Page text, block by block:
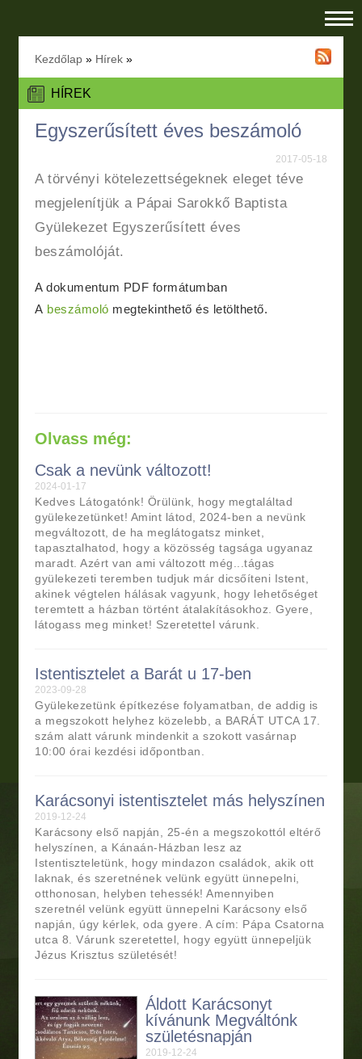
Kezdőlap » Hírek »
HÍREK
Egyszerűsített éves beszámoló
2017-05-18
A törvényi kötelezettségeknek eleget téve
megjelenítjük a Pápai Sarokkő Baptista
Gyülekezet Egyszerűsített éves
beszámolóját.
A dokumentum PDF formátumban
A beszámoló megtekinthető és letölthető.
Olvass még:
Csak a nevünk változott!
2024-01-17
Kedves Látogatónk! Örülünk, hogy megtaláltad
gyülekezetünket! Amint látod, 2024-ben a nevünk
megváltozott, de ha meglátogatsz minket,
tapasztalhatod, hogy a közösség tagsága ugyanaz
maradt. Azért van ami változott még...tágas
gyülekezeti teremben tudjuk már dicsőíteni Istent,
akinek végtelen hálásak vagyunk, hogy lehetőséget
teremtett a házban történt átalakításokhoz. Gyere,
látogass meg minket! Szeretettel várunk.
Istentisztelet a Barát u 17-ben
2023-09-28
Gyülekezetünk építkezése folyamatban, de addig is
a megszokott helyhez közelebb, a BARÁT UTCA 17.
szám alatt várunk mindenkit a szokott vasárnap
10:00 órai kezdési időpontban.
Karácsonyi istentisztelet más helyszínen
2019-12-24
Karácsony első napján, 25-én a megszokottól eltérő
helyszínen, a Kánaán-Házban lesz az
Istentiszteletünk, hogy mindazon családok, akik ott
laknak, és szeretnének velünk együtt ünnepelni,
otthonosan, helyben tehessék! Amennyiben
szeretnél velünk együtt ünnepelni Karácsony első
napján, úgy kérlek, oda gyere. A cím: Pápa Csatorna
utca 8. Várunk szeretettel, hogy együtt ünnepeljük
Jézus Krisztus születését!
Áldott Karácsonyt
kívánunk Megváltónk
születésnapján
2019-12-24